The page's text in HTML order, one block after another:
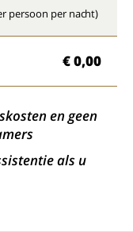
persoon per nacht)
€ 0,00
en geen
als u